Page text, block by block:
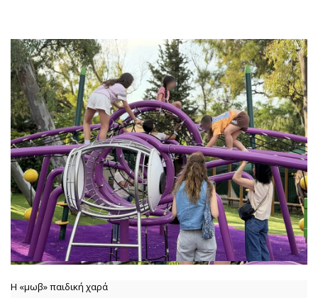
Η «μωβ» παιδική χαρά